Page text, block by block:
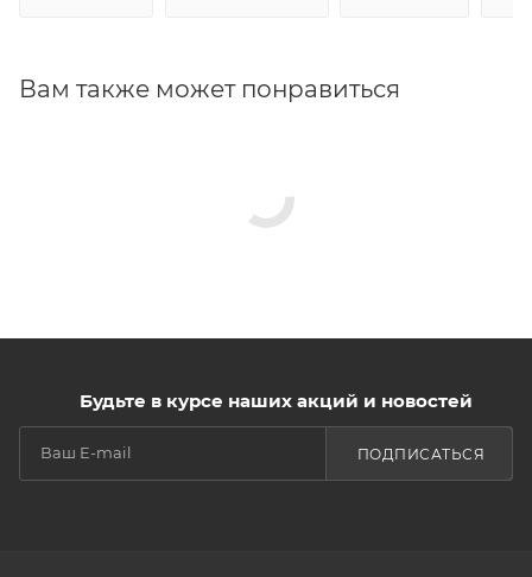
Вам также может понравиться
Будьте в курсе наших акций и новостей
ПОДПИСАТЬСЯ